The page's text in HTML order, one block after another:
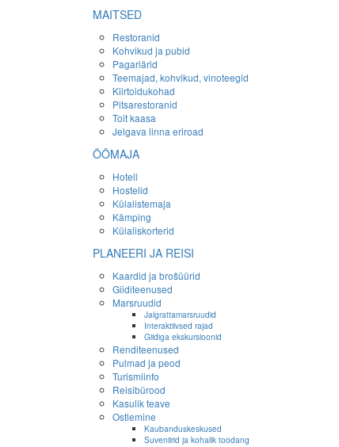
MAITSED
Restoranid
Kohvikud ja pubid
Pagariärid
Teemajad, kohvikud, vinoteegid
Kiirtoidukohad
Pitsarestoranid
Toit kaasa
Jelgava linna eriroad
ÖÖMAJA
Hotell
Hostelid
Külalistemaja
Kämping
Külaliskorterid
PLANEERI JA REISI
Kaardid ja brošüürid
Giiditeenused
Marsruudid
Jalgrattamarsruudid
Interaktiivsed rajad
Giidiga ekskursioonid
Renditeenused
Pulmad ja peod
Turismiinfo
Reisibürood
Kasulik teave
Ostlemine
Kaubanduskeskused
Suveniirid ja kohalik toodang